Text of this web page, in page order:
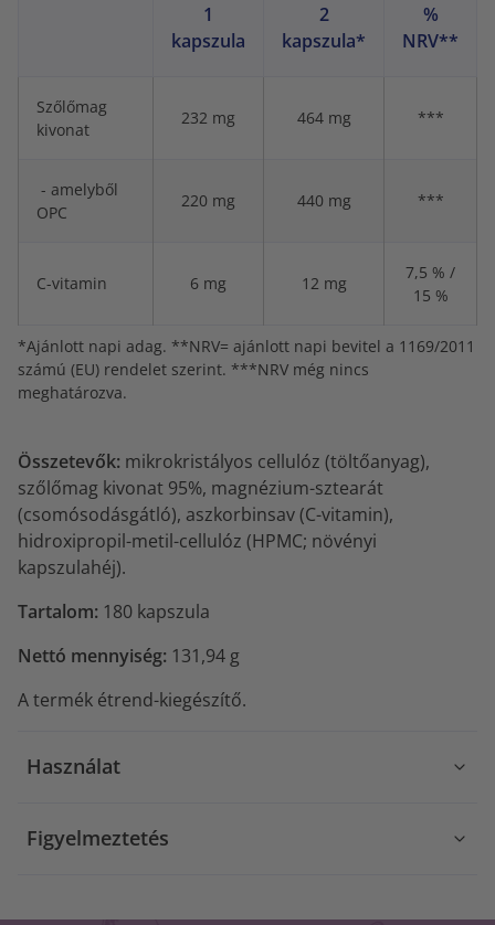
1
kapszula
2
kapszula*
%
NRV**
Szőlőmag
kivonat
232 mg 464 mg ***
- amelyből
OPC
220 mg 440 mg ***
C-vitamin 6 mg 12 mg
7,5 % /
15 %
*Ajánlott napi adag. **NRV= ajánlott napi bevitel a 1169/2011
számú (EU) rendelet szerint. ***NRV még nincs
meghatározva.
Összetevők: mikrokristályos cellulóz (töltőanyag),
szőlőmag kivonat 95%, magnézium-sztearát
(csomósodásgátló), aszkorbinsav (C-vitamin),
hidroxipropil-metil-cellulóz (HPMC; növényi
kapszulahéj).
Tartalom: 180 kapszula
Nettó mennyiség: 131,94 g
A termék étrend-kiegészítő.
Használat
Figyelmeztetés